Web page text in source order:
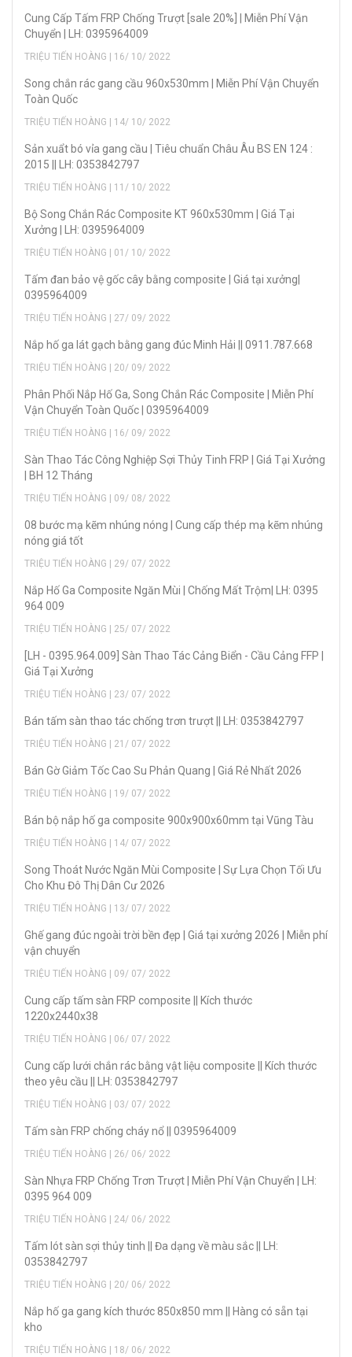
Cung Cấp Tấm FRP Chống Trượt [sale 20%] | Miễn Phí Vận
Chuyển | LH: 0395964009
TRIỆU TIẾN HOÀNG | 16/ 10/ 2022
Song chắn rác gang cầu 960x530mm | Miễn Phí Vận Chuyển
Toàn Quốc
TRIỆU TIẾN HOÀNG | 14/ 10/ 2022
Sản xuẩt bó vỉa gang cầu | Tiêu chuẩn Châu Âu BS EN 124 :
2015 || LH: 0353842797
TRIỆU TIẾN HOÀNG | 11/ 10/ 2022
Bộ Song Chắn Rác Composite KT 960x530mm | Giá Tại
Xưởng | LH: 0395964009
TRIỆU TIẾN HOÀNG | 01/ 10/ 2022
Tấm đan bảo vệ gốc cây bằng composite | Giá tại xưởng|
0395964009
TRIỆU TIẾN HOÀNG | 27/ 09/ 2022
Nắp hố ga lát gạch bằng gang đúc Minh Hải || 0911.787.668
TRIỆU TIẾN HOÀNG | 20/ 09/ 2022
Phân Phối Nắp Hố Ga, Song Chắn Rác Composite | Miễn Phí
Vận Chuyển Toàn Quốc | 0395964009
TRIỆU TIẾN HOÀNG | 16/ 09/ 2022
Sàn Thao Tác Công Nghiệp Sợi Thủy Tinh FRP | Giá Tại Xưởng
| BH 12 Tháng
TRIỆU TIẾN HOÀNG | 09/ 08/ 2022
08 bước mạ kẽm nhúng nóng | Cung cấp thép mạ kẽm nhúng
nóng giá tốt
TRIỆU TIẾN HOÀNG | 29/ 07/ 2022
Nắp Hố Ga Composite Ngăn Mùi | Chống Mất Trộm| LH: 0395
964 009
TRIỆU TIẾN HOÀNG | 25/ 07/ 2022
[LH - 0395.964.009] Sàn Thao Tác Cảng Biển - Cầu Cảng FFP |
Giá Tại Xưởng
TRIỆU TIẾN HOÀNG | 23/ 07/ 2022
Bán tấm sàn thao tác chống trơn trượt || LH: 0353842797
TRIỆU TIẾN HOÀNG | 21/ 07/ 2022
Bán Gờ Giảm Tốc Cao Su Phản Quang | Giá Rẻ Nhất 2026
TRIỆU TIẾN HOÀNG | 19/ 07/ 2022
Bán bộ nắp hố ga composite 900x900x60mm tại Vũng Tàu
TRIỆU TIẾN HOÀNG | 14/ 07/ 2022
Song Thoát Nước Ngăn Mùi Composite | Sự Lựa Chọn Tối Ưu
Cho Khu Đô Thị Dân Cư 2026
TRIỆU TIẾN HOÀNG | 13/ 07/ 2022
Ghế gang đúc ngoài trời bền đẹp | Giá tại xưởng 2026 | Miễn phí
vận chuyển
TRIỆU TIẾN HOÀNG | 09/ 07/ 2022
Cung cấp tấm sàn FRP composite || Kích thước
1220x2440x38
TRIỆU TIẾN HOÀNG | 06/ 07/ 2022
Cung cấp lưới chắn rác bằng vật liệu composite || Kích thước
theo yêu cầu || LH: 0353842797
TRIỆU TIẾN HOÀNG | 03/ 07/ 2022
Tấm sàn FRP chống cháy nổ || 0395964009
TRIỆU TIẾN HOÀNG | 26/ 06/ 2022
Sàn Nhựa FRP Chống Trơn Trượt | Miễn Phí Vận Chuyển | LH:
0395 964 009
TRIỆU TIẾN HOÀNG | 24/ 06/ 2022
Tấm lót sàn sợi thủy tinh || Đa dạng về màu sắc || LH:
0353842797
TRIỆU TIẾN HOÀNG | 20/ 06/ 2022
Nắp hố ga gang kích thước 850x850 mm || Hàng có sẵn tại
kho
TRIỆU TIẾN HOÀNG | 18/ 06/ 2022